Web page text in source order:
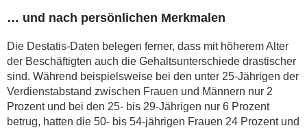
… und nach persönlichen Merkmalen
Die Destatis-Daten belegen ferner, dass mit höherem Alter
der Beschäftigten auch die Gehaltsunterschiede drastischer
sind. Während beispielsweise bei den unter 25-Jährigen der
Verdienstabstand zwischen Frauen und Männern nur 2
Prozent und bei den 25- bis 29-Jährigen nur 6 Prozent
betrug, hatten die 50- bis 54-jährigen Frauen 24 Prozent und